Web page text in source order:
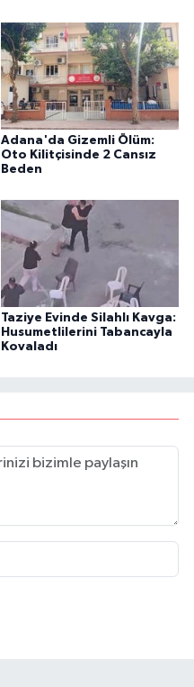
Adana'da Gizemli Ölüm:
Oto Kilitçisinde 2 Cansız
Beden
Taziye Evinde Silahlı Kavga:
Husumetlilerini Tabancayla
Kovaladı